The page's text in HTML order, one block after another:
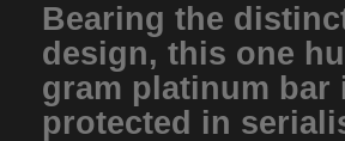
Bearing the
design, this one
gram platinum bar
protected in